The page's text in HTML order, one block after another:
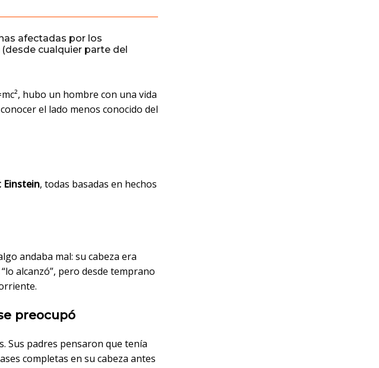
afectadas por los
cualquier parte del
hubo un hombre con una vida
el lado menos conocido del
Einstein, todas basadas en hechos
andaba mal: su cabeza era
alcanzó”, pero desde temprano
preocupó
Sus padres pensaron que tenía
completas en su cabeza antes